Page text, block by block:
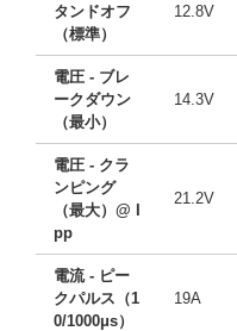
タンドオフ
（標準）
12.8V
電圧 - ブレ
ークダウン
（最小）
14.3V
電圧 - クラ
ンピング
（最大）@ I
pp
21.2V
電流 - ピー
クパルス（1
0/1000μs）
19A